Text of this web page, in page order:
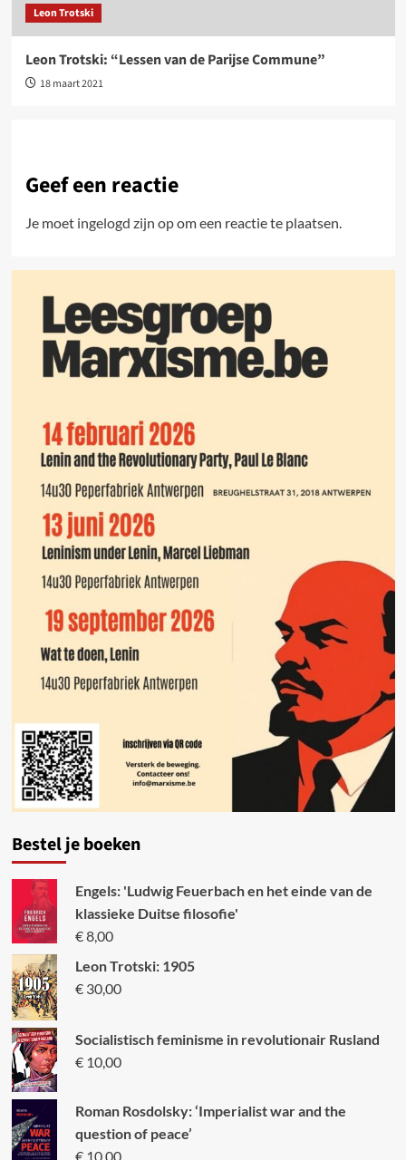
Leon Trotski
Leon Trotski: “Lessen van de Parijse Commune”
18 maart 2021
Geef een reactie
Je moet ingelogd zijn opom een reactie te plaatsen.
Bestel je boeken
Engels: 'Ludwig Feuerbach en het einde van de
klassieke Duitse filosofie'
€8,00
Leon Trotski: 1905
€30,00
Socialistisch feminisme in revolutionair Rusland
€10,00
Roman Rosdolsky: ‘Imperialist war and the
question of peace’
€10,00